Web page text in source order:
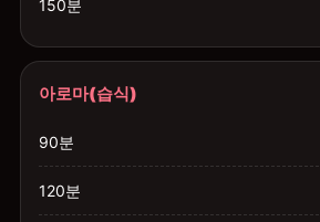
150분
아로마(습식)
90분
120분